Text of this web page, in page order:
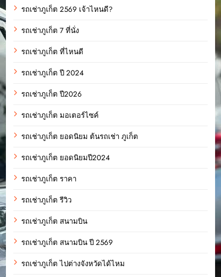
รถเช่าภูเก็ต 2569 เจ้าไหนดี?
รถเช่าภูเก็ต 7 ที่นั่ง
รถเช่าภูเก็ต ที่ไหนดี
รถเช่าภูเก็ต ปี 2024
รถเช่าภูเก็ต ปี2026
รถเช่าภูเก็ต มอเตอร์ไซค์
รถเช่าภูเก็ต ยอดนิยม ต้นรถเช่า ภูเก็ต
รถเช่าภูเก็ต ยอดนิยมปี2024
รถเช่าภูเก็ต ราคา
รถเช่าภูเก็ต รีวิว
รถเช่าภูเก็ต สนามบิน
รถเช่าภูเก็ต สนามบิน ปี 2569
รถเช่าภูเก็ต ไปต่างจังหวัดได้ไหม